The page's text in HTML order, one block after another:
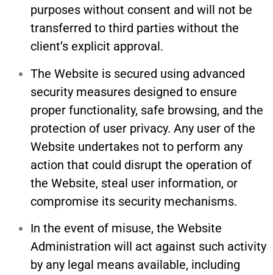
purposes without consent and will not be
transferred to third parties without the
client’s explicit approval.
The Website is secured using advanced
security measures designed to ensure
proper functionality, safe browsing, and the
protection of user privacy. Any user of the
Website undertakes not to perform any
action that could disrupt the operation of
the Website, steal user information, or
compromise its security mechanisms.
In the event of misuse, the Website
Administration will act against such activity
by any legal means available, including